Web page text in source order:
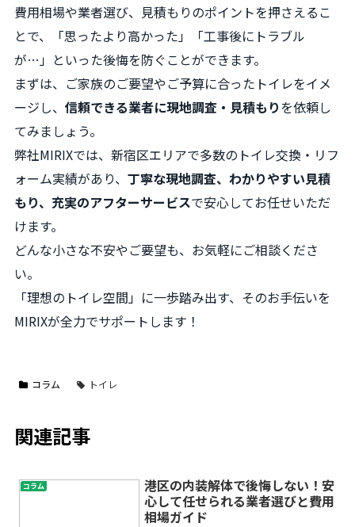
費用相場や業者選び、見積もりのポイントを押さえるこ
とで、「思ったより高かった」「工事後にトラブル
が…」といった後悔を防ぐことができます。
まずは、ご家族のご要望やご予算に合ったトイレをイメ
ージし、 信頼できる業者に現地調査・見積もりを依頼し
てみましょう。
弊社MIRIXでは、新宿区エリアで多数のトイレ交換・リフ
ォーム実績があり、 丁寧な現地調査、わかりやすい見積
もり、充実のアフターサービスで安心してお任せいただ
けます。
どんな小さな不安やご要望も、お気軽にご相談くださ
い。
「理想のトイレ空間」に一歩踏み出す、そのお手伝いを
MIRIXが全力でサポートします！
コラム トイレ
関連記事
コラム
港区の内装解体で後悔しない！安
心して任せられる業者選びと費用
相場ガイド